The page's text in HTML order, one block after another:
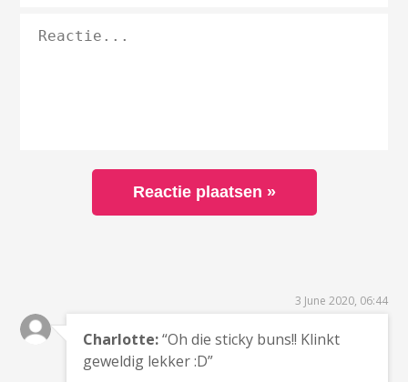
3 June 2020, 06:44
Charlotte:“Oh die sticky buns!! Klinkt
geweldig lekker :D”